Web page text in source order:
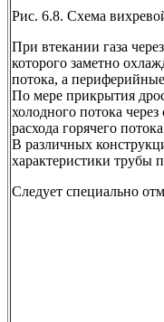
Рис. 6.8. Схема
При втекании газа
которого заметно
потока, а
По мере прикрытия
холодного потока
расхода горячего
В различных
характеристики трубы
Следует специально